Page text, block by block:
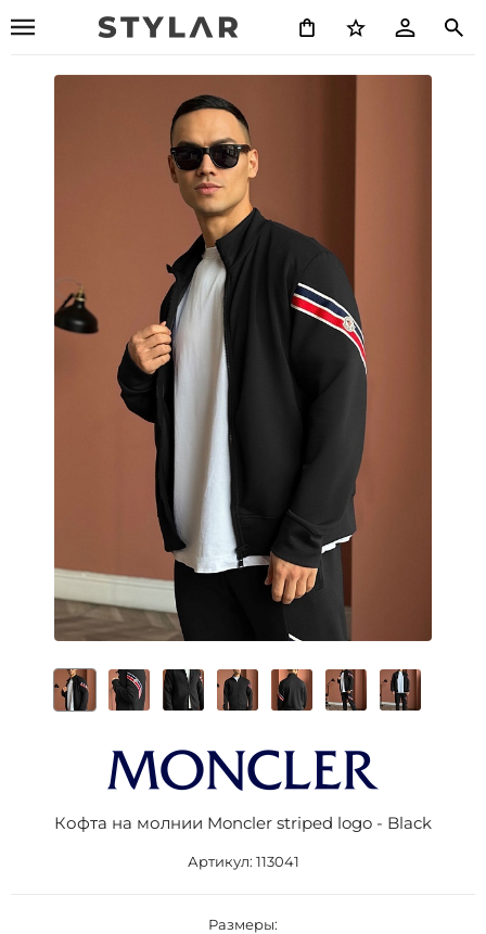
Кофта на молнии Moncler striped logo - Black
Артикул: 113041
Размеры: